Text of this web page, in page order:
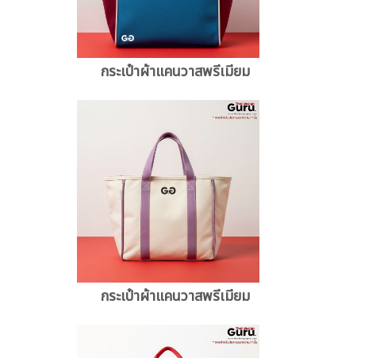
กระเป๋าผ้าแคนวาสพรีเมียม
กระเป๋าผ้าแคนวาสพรีเมียม